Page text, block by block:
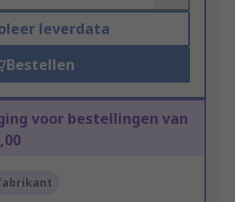
leverdata
Bestellen
voor bestellingen van